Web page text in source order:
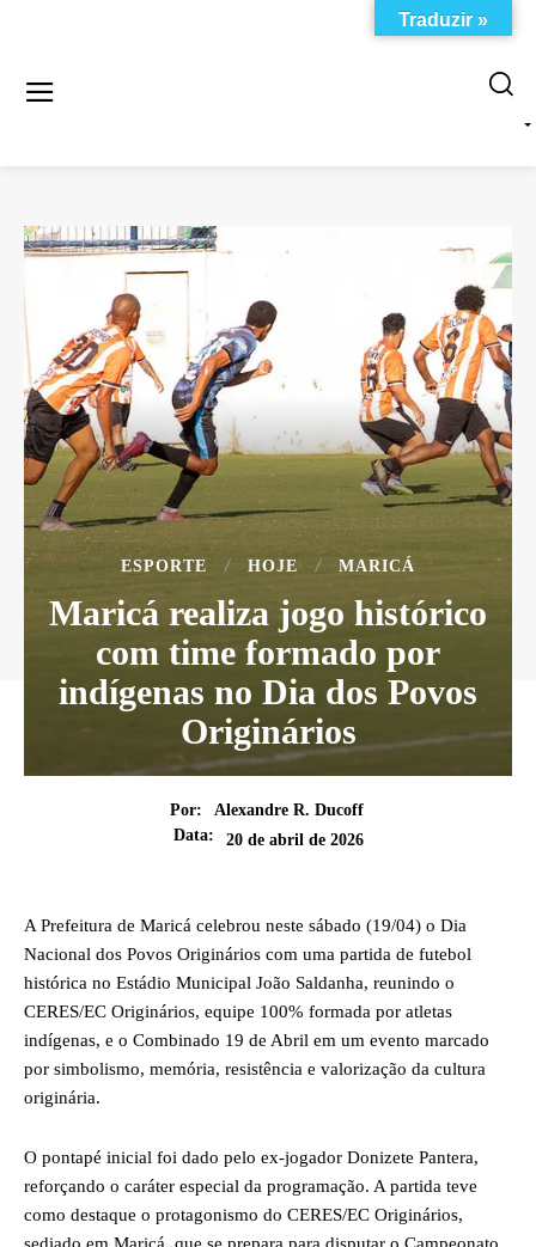
ESPORTE HOJE MARICÁ
Maricá realiza jogo histórico
com time formado por
indígenas no Dia dos Povos
Originários
Por:
Alexandre R. Ducoff
Data:
20 de abril de 2026
A Prefeitura de Maricá celebrou neste sábado (19/04) o Dia
Nacional dos Povos Originários com uma partida de futebol
histórica no Estádio Municipal João Saldanha, reunindo o
CERES/EC Originários, equipe 100% formada por atletas
indígenas, e o Combinado 19 de Abril em um evento marcado
por simbolismo, memória, resistência e valorização da cultura
originária.
O pontapé inicial foi dado pelo ex-jogador Donizete Pantera,
reforçando o caráter especial da programação. A partida teve
como destaque o protagonismo do CERES/EC Originários,
Traduzir »